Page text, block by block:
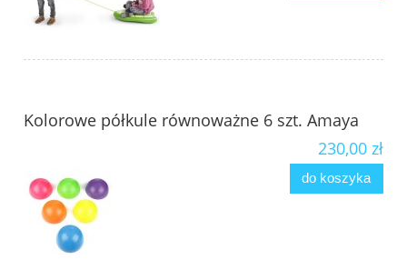
Kolorowe półkule równoważne 6 szt. Amaya
230,00 zł
do koszyka